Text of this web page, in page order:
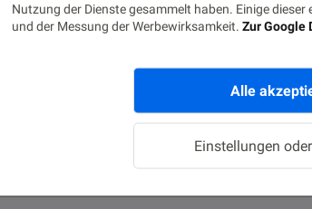
Nutzung der Dienste gesammelt haben. Einige
und der Messung der Werbewirksamkeit. Zur Google
Alle
Einstellungen